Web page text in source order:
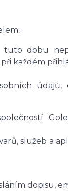
tuto dobu
každém
údajů,
služeb a
dopisu,